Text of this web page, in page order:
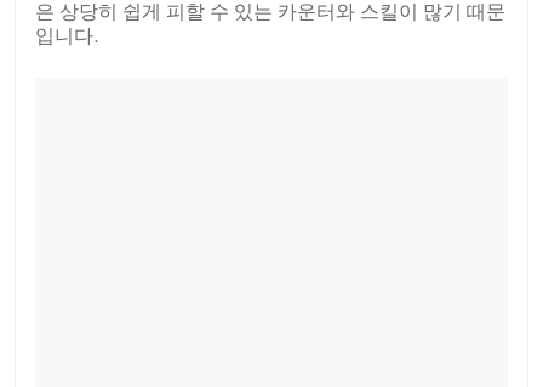
은 상당히 쉽게 피할 수 있는 카운터와 스킬이 많기 때문
입니다.